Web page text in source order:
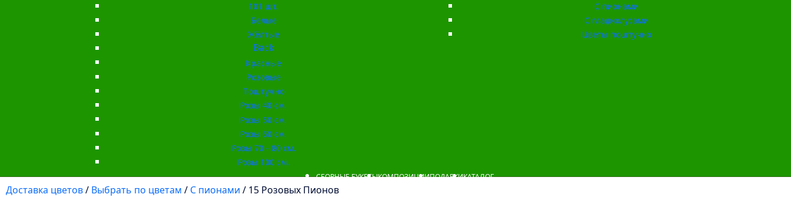
101 шт.
Белые
Жёлтые
Back
Красные
Розовые
Поштучно
Розы 40 см.
Розы 50 см.
Розы 60 см.
Розы 70 - 80 см.
Розы 100 см.
С пионами
С гладиолусами
Цветы поштучно
СБОРНЫЕ БУКЕТЫКОМПОЗИЦИИПОДАРКИКАТАЛОГ
Доставка цветов/ Выбрать по цветам / С пионами / 15 Розовых Пионов